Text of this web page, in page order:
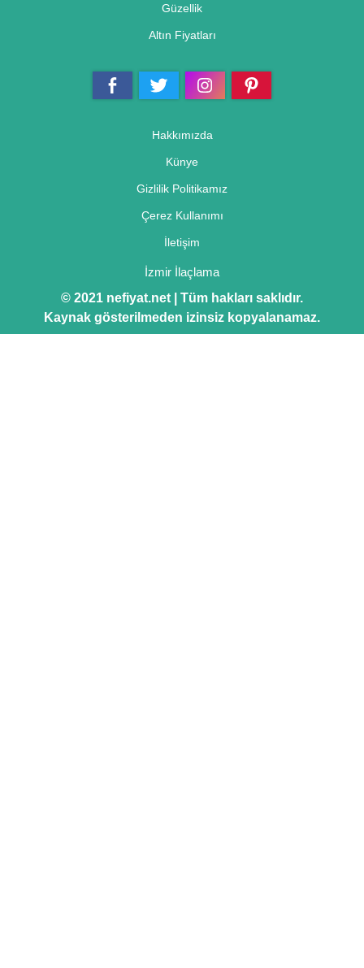
Güzellik
Altın Fiyatları
Hakkımızda
Künye
Gizlilik Politikamız
Çerez Kullanımı
İletişim
İzmir İlaçlama
© 2021 nefiyat.net | Tüm hakları saklıdır.
Kaynak gösterilmeden izinsiz kopyalanamaz.